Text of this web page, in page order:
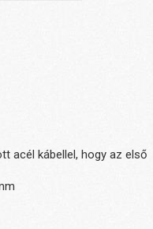
acél kábellel, hogy az első